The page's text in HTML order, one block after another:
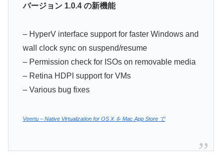
バージョン 1.0.4 の新機能
– HyperV interface support for faster Windows and
wall clock sync on suspend/resume
– Permission check for ISOs on removable media
– Retina HDPI support for VMs
– Various bug fixes
Veertu – Native Virtualization for OS X を Mac App Store で